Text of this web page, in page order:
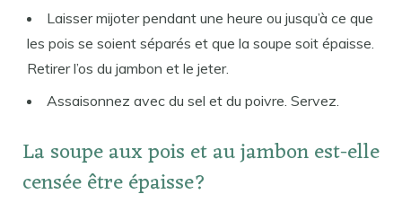
Laisser mijoter pendant une heure ou jusqu’à ce que
les pois se soient séparés et que la soupe soit épaisse.
Retirer l’os du jambon et le jeter.
Assaisonnez avec du sel et du poivre. Servez.
La soupe aux pois et au jambon est-elle
censée être épaisse?